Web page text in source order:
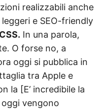
realizzabili anche
e SEO-friendly
CSS. In una parola,
O forse no, a
oggi si pubblica in
tra Apple e
la [E’ incredibile la
vengono